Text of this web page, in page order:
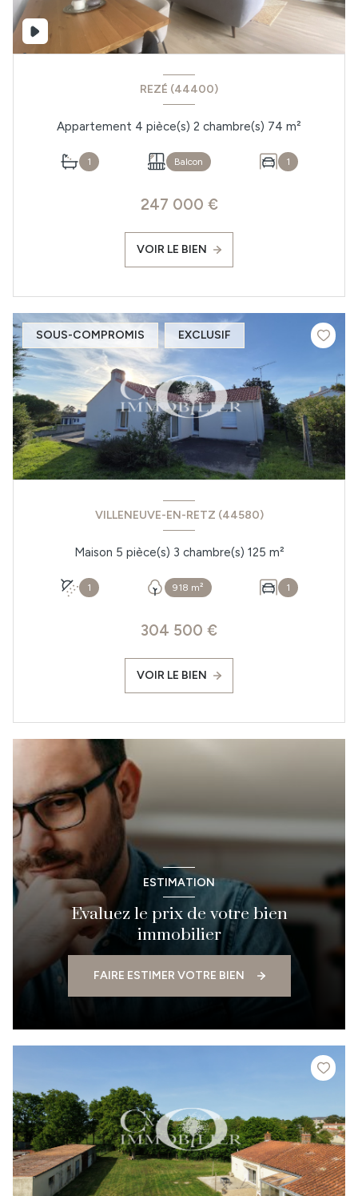
REZÉ (44400)
Appartement 4 pièce(s) 2 chambre(s) 74 m²
1 Balcon 1
247 000 €
VOIR LE BIEN
SOUS-COMPROMIS EXCLUSIF
VILLENEUVE-EN-RETZ (44580)
Maison 5 pièce(s) 3 chambre(s) 125 m²
1 918 m² 1
304 500 €
VOIR LE BIEN
ESTIMATION
Evaluez le prix de votre bien
immobilier
FAIRE ESTIMER VOTRE BIEN